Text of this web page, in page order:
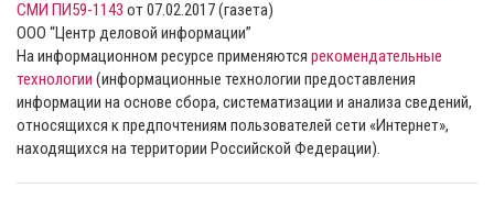
СМИ ПИ59-1143 от 07.02.2017 (газета)
ООО “Центр деловой информации”
На информационном ресурсе применяются рекомендательные
технологии (информационные технологии предоставления
информации на основе сбора, систематизации и анализа сведений,
относящихся к предпочтениям пользователей сети «Интернет»,
находящихся на территории Российской Федерации).